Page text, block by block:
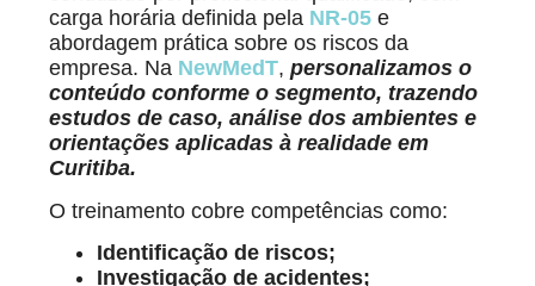
carga horária definida pela NR-05 e
abordagem prática sobre os riscos da
empresa. Na NewMedT,personalizamos o
conteúdo conforme o segmento, trazendo
estudos de caso, análise dos ambientes e
orientações aplicadas à realidade em
Curitiba.
O treinamento cobre competências como:
Identificação de riscos;
Investigação de acidentes;